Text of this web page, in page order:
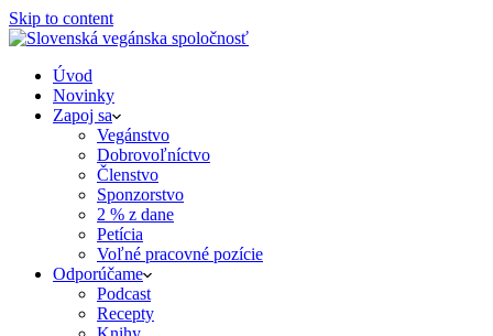
Skip to content
Úvod
Novinky
Zapoj sa
Vegánstvo
Dobrovoľníctvo
Členstvo
Sponzorstvo
2 % z dane
Petícia
Voľné pracovné pozície
Odporúčame
Podcast
Recepty